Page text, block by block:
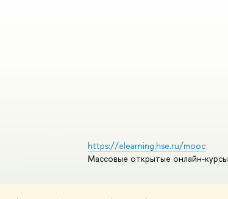
https://elearning.hse.ru/mooc
Массовые открытые онлайн-курсы